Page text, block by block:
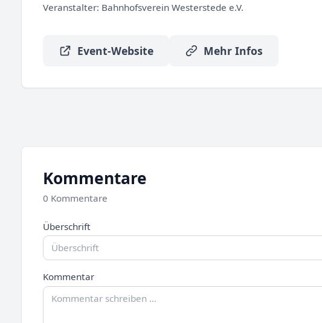
Veranstalter: Bahnhofsverein Westerstede e.V.
Event-Website Mehr Infos
Kommentare
0 Kommentare
Überschrift
Kommentar